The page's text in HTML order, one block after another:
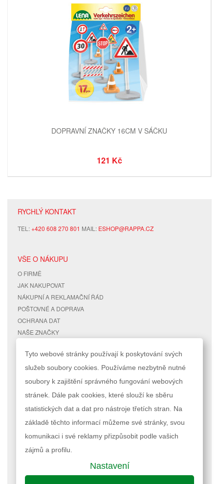
DOPRAVNÍ ZNAČKY 16CM V SÁČKU
121 Kč
RYCHLÝ KONTAKT
TEL:+420 608 270 801 MAIL: ESHOP@RAPPA.CZ
VŠE O NÁKUPU
O FIRMĚ
JAK NAKUPOVAT
NÁKUPNÍ A REKLAMAČNÍ ŘÁD
POŠTOVNÉ A DOPRAVA
OCHRANA DAT
NAŠE ZNAČKY
RYCHLÉ ODKAZY
MAPA STRÁNEK
VYHLEDÁVANÉ TERMÍNY
POKROČILÉ VYHLEDÁVÁNÍ
ÚČET
MŮJ ÚČET
STAV OBJEDNÁVKY
Podle zákona o evidenci tržeb je prodávající povinen vystavit kupujícímu
účtenku. Zároveň je povinen zaevidovat přijatou tržbu u správce daně
Nastavení cookies| © 2023 RAPPA.cz
Tyto webové stránky používají k poskytování svých
služeb soubory cookies. Používáme nezbytně nutné
soubory k zajištění správného fungování webových
stránek. Dále pak cookies, které slouží ke sběru
statistických dat a dat pro nástroje třetích stran. Na
základě těchto informací můžeme své stránky, svou
komunikaci i své reklamy přizpůsobit podle vašich
zájmů a profilu.
Nastavení